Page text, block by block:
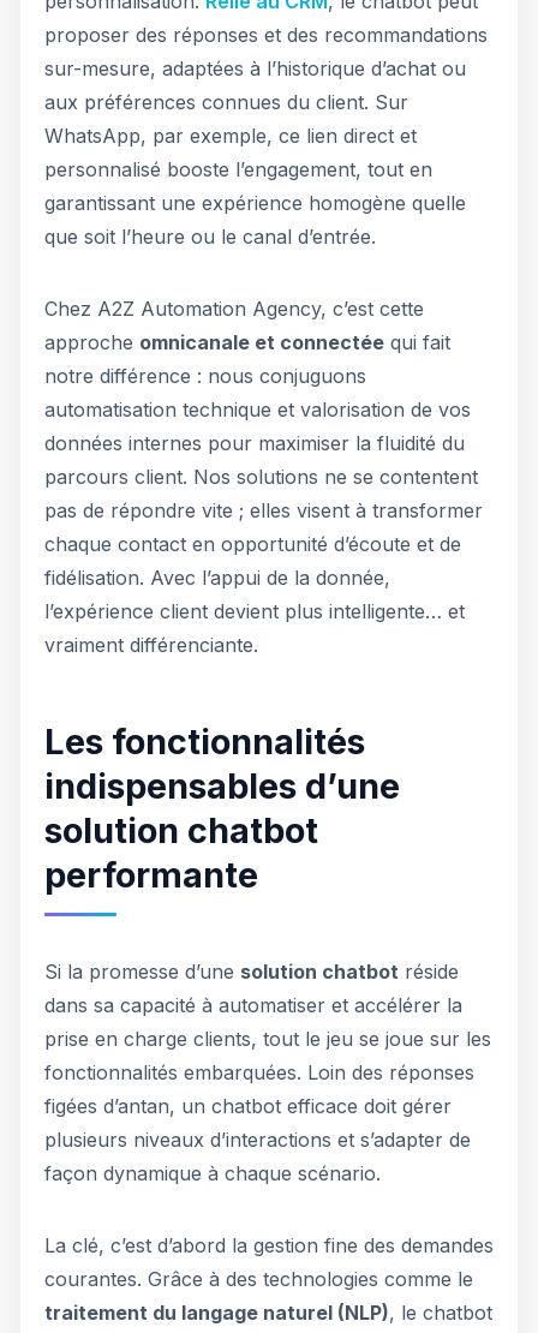
proposer des réponses et des recommandations
sur-mesure, adaptées à l’historique d’achat ou
aux préférences connues du client. Sur
WhatsApp, par exemple, ce lien direct et
personnalisé booste l’engagement, tout en
garantissant une expérience homogène quelle
que soit l’heure ou le canal d’entrée.
Chez A2Z Automation Agency, c’est cette
approche omnicanale et connectée qui fait
notre différence : nous conjuguons
automatisation technique et valorisation de vos
données internes pour maximiser la fluidité du
parcours client. Nos solutions ne se contentent
pas de répondre vite ; elles visent à transformer
chaque contact en opportunité d’écoute et de
fidélisation. Avec l’appui de la donnée,
l’expérience client devient plus intelligente… et
vraiment différenciante.
Les fonctionnalités
indispensables d’une
solution chatbot
performante
Si la promesse d’une solution chatbot réside
dans sa capacité à automatiser et accélérer la
prise en charge clients, tout le jeu se joue sur les
fonctionnalités embarquées. Loin des réponses
figées d’antan, un chatbot efficace doit gérer
plusieurs niveaux d’interactions et s’adapter de
façon dynamique à chaque scénario.
La clé, c’est d’abord la gestion fine des demandes
courantes. Grâce à des technologies comme le
traitement du langage naturel (NLP), le chatbot